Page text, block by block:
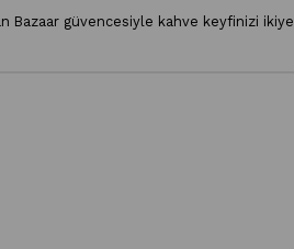
Bazaar güvencesiyle kahve keyfinizi ikiye